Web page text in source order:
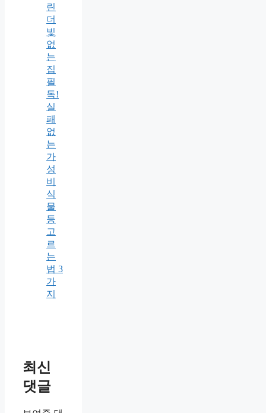
린
더
빛
없
는
집
필
독!
실
패
없
는
가
성
비
식
물
등
고
르
는
법 3
가
지
최신
댓글